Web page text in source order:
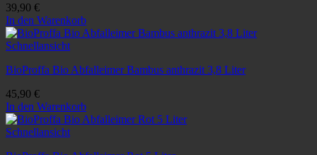
39,90 €
In den Warenkorb
Schnellansicht
BioProffa Bio Abfalleimer Bambus anthrazit 3,8 Liter
45,90 €
In den Warenkorb
Schnellansicht